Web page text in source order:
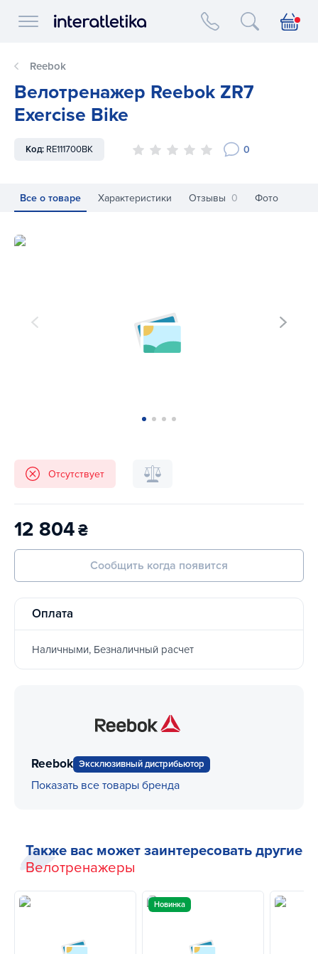
Interatletika logo
Reebok
Велотренажер Reebok ZR7
Exercise Bike
Код: RE111700BK 0
Все о товаре Характеристики Отзывы 0 Фото
Велотренажер Reebok ZR7 Exercise Bike
Отсутствует
12 804₴
Сообщить когда появится
Оплата
Наличными, Безналичный расчет
Reebok Эксклюзивный дистрибьютор
Показать все товары бренда
Также вас может заинтересовать другие
Велотренажеры
Новинка